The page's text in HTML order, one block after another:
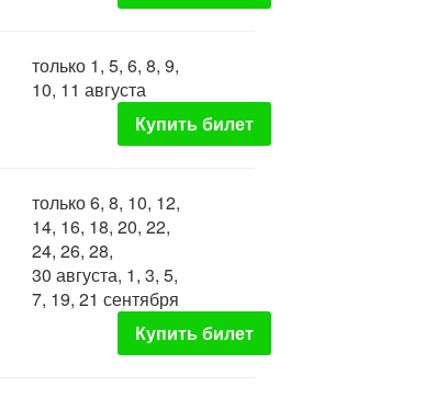
только 1, 5, 6, 8, 9,
10, 11 августа
Купить билет
только 6, 8, 10, 12,
14, 16, 18, 20, 22,
24, 26, 28,
30 августа, 1, 3, 5,
7, 19, 21 сентября
Купить билет